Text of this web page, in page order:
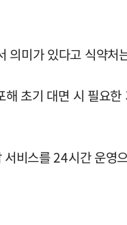
의미가 있다고 식약처
초기 대면 시 필요
비스를 24시간 운영